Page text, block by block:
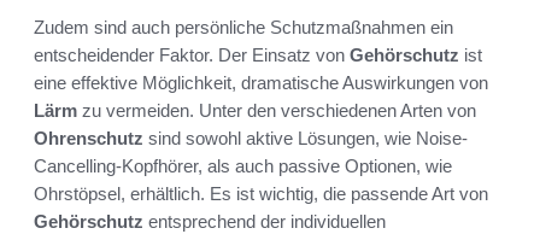
Zudem sind auch persönliche Schutzmaßnahmen ein
entscheidender Faktor. Der Einsatz von Gehörschutz ist
eine effektive Möglichkeit, dramatische Auswirkungen von
Lärm zu vermeiden. Unter den verschiedenen Arten von
Ohrenschutz sind sowohl aktive Lösungen, wie Noise-
Cancelling-Kopfhörer, als auch passive Optionen, wie
Ohrstöpsel, erhältlich. Es ist wichtig, die passende Art von
Gehörschutz entsprechend der individuellen